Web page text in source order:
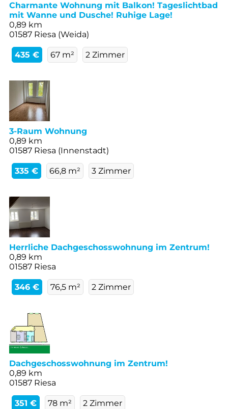
Charmante Wohnung mit Balkon! Tageslichtbad
mit Wanne und Dusche! Ruhige Lage!
0,89 km
01587 Riesa (Weida)
435 € 67 m² 2 Zimmer
3-Raum Wohnung
0,89 km
01587 Riesa (Innenstadt)
335 € 66,8 m² 3 Zimmer
Herrliche Dachgeschosswohnung im Zentrum!
0,89 km
01587 Riesa
346 € 76,5 m² 2 Zimmer
Dachgeschosswohnung im Zentrum!
0,89 km
01587 Riesa
351 € 78 m² 2 Zimmer